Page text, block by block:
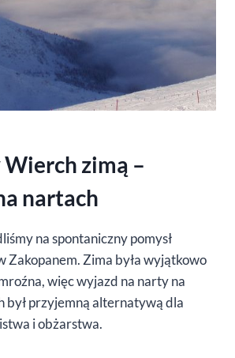
zimą –
nartach
na spontaniczny pomysł
Zakopanem. Zima była wyjątkowo
więc wyjazd na narty na
był przyjemną alternatywą dla
i obżarstwa.